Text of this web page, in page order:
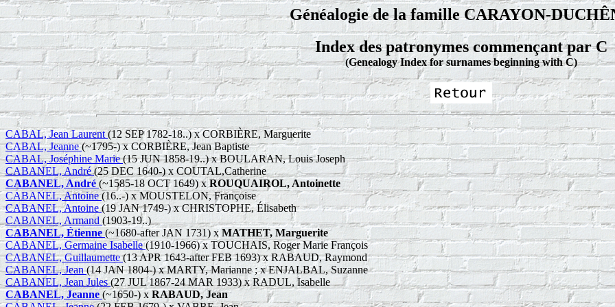
Généalogie de la famille CARAYON-
Index des patronymes commençant par C
(Genealogy Index for surnames beginning with C)
CABAL, Jean Laurent(12 SEP 1782-18..) x CORBIÈRE, Marguerite
CABAL, Jeanne(~1795-) x CORBIÈRE, Jean Baptiste
CABAL, Joséphine Marie(15 JUN 1858-19..) x BOULARAN, Louis Joseph
CABANEL, André(25 DEC 1640-) x COUTAL,Catherine
CABANEL, André (~1585-18 OCT 1649) xROUQUAIROL, Antoinette
CABANEL, Antoine(16..-) x MOUSTELON, Françoise
CABANEL, Antoine(19 JAN 1749-) x CHRISTOPHE, Élisabeth
CABANEL, Armand (1903-19..)
CABANEL, Étienne (~1680-after JAN 1731) xMATHET, Marguerite
CABANEL, Germaine Isabelle(1910-1966) x TOUCHAIS, Roger Marie François
CABANEL, Guillaumette(13 APR 1643-after FEB 1693) x RABAUD, Raymond
CABANEL, Jean(14 JAN 1804-) x MARTY, Marianne ; x ENJALBAL, Suzanne
CABANEL, Jean Jules(27 JUL 1867-24 MAR 1933) x RADUL, Isabelle
CABANEL, Jeanne (~1650-) x RABAUD, Jean